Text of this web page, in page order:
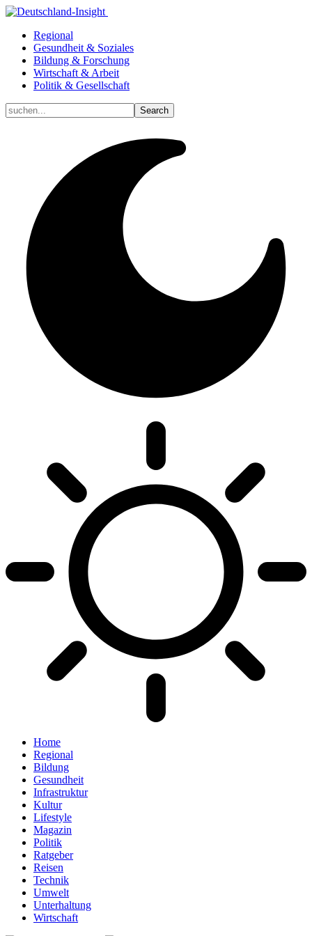
Regional
Gesundheit & Soziales
Bildung & Forschung
Wirtschaft & Arbeit
Politik & Gesellschaft
Home
Regional
Bildung
Gesundheit
Infrastruktur
Kultur
Lifestyle
Magazin
Politik
Ratgeber
Reisen
Technik
Umwelt
Unterhaltung
Wirtschaft